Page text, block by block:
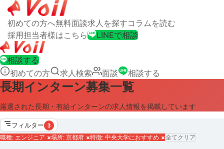
初めての方へ無料面談求人を探すコラムを読む
採用担当者様はこちら
LINEで相談
相談する
初めての方
求人検索 面談 相談する
長期インターン募集一覧
厳選された長期・有給インターンの求人情報を掲載しています
フィルター 3
職種: エンジニア ×場所: 京都府 ×特徴: 中央大学におすすめ ×全てクリア